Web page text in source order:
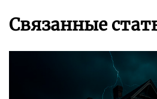
Связанные